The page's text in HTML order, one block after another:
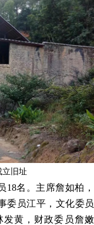
立旧址
18名。主席詹如柏，
委员江平，文化委员
发黄，财政委员詹嫩